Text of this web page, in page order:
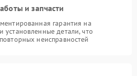
и запчасти
гарантия на
детали, что
неисправностей